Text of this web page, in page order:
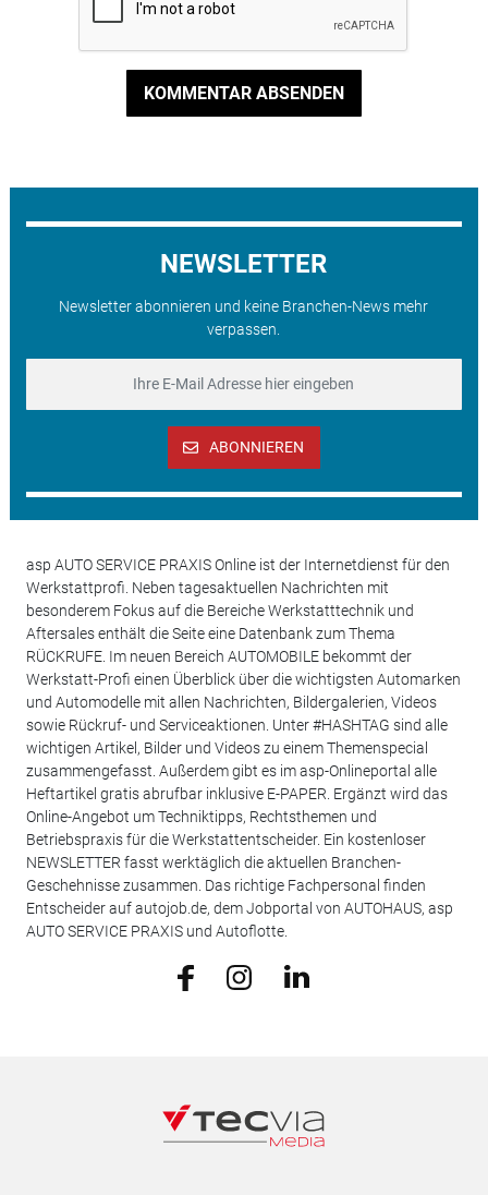
KOMMENTAR ABSENDEN
NEWSLETTER
Newsletter abonnieren und keine Branchen-News mehr
verpassen.
ABONNIEREN
asp AUTO SERVICE PRAXIS Online ist der Internetdienst für den
Werkstattprofi. Neben tagesaktuellen Nachrichten mit
besonderem Fokus auf die Bereiche Werkstatttechnik und
Aftersales enthält die Seite eine Datenbank zum Thema
RÜCKRUFE. Im neuen Bereich AUTOMOBILE bekommt der
Werkstatt-Profi einen Überblick über die wichtigsten Automarken
und Automodelle mit allen Nachrichten, Bildergalerien, Videos
sowie Rückruf- und Serviceaktionen. Unter #HASHTAG sind alle
wichtigen Artikel, Bilder und Videos zu einem Themenspecial
zusammengefasst. Außerdem gibt es im asp-Onlineportal alle
Heftartikel gratis abrufbar inklusive E-PAPER. Ergänzt wird das
Online-Angebot um Techniktipps, Rechtsthemen und
Betriebspraxis für die Werkstattentscheider. Ein kostenloser
NEWSLETTER fasst werktäglich die aktuellen Branchen-
Geschehnisse zusammen. Das richtige Fachpersonal finden
Entscheider auf autojob.de, dem Jobportal von AUTOHAUS, asp
AUTO SERVICE PRAXIS und Autoflotte.